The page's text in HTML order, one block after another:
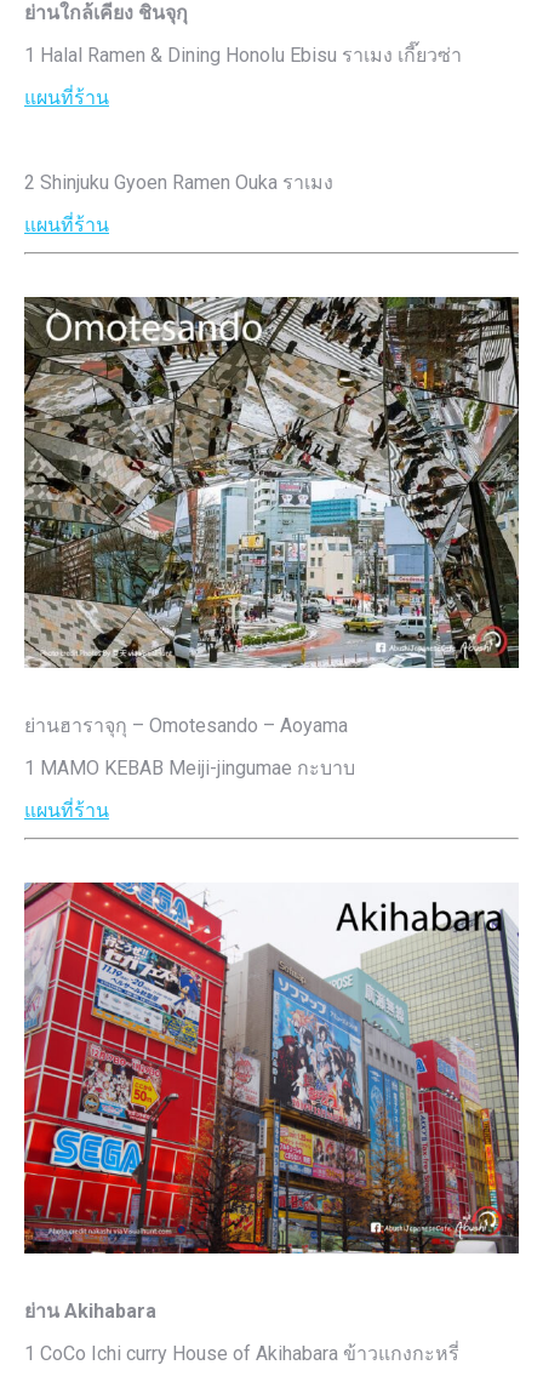
ย่านใกล้เคียง ชินจุกุ
1 Halal Ramen & Dining Honolu Ebisu ราเมง เกี๊ยวซ่า
แผนที่ร้าน
2 Shinjuku Gyoen Ramen Ouka ราเมง
แผนที่ร้าน
ย่านฮาราจุกุ – Omotesando – Aoyama
1 MAMO KEBAB Meiji-jingumae กะบาบ
แผนที่ร้าน
ย่าน Akihabara
1 CoCo Ichi curry House of Akihabara ข้าวแกงกะหรี่